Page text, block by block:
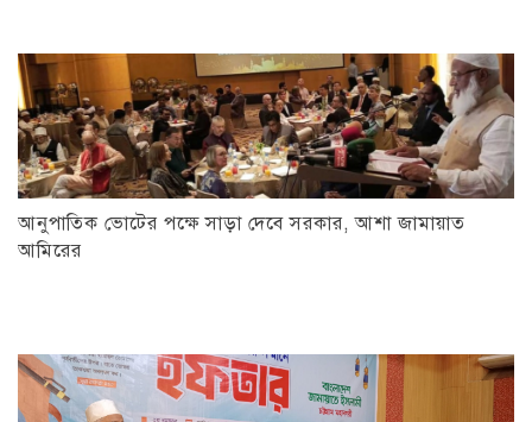
আনুপাতিক ভোটের পক্ষে সাড়া দেবে সরকার, আশা জামায়াত
আমিরের